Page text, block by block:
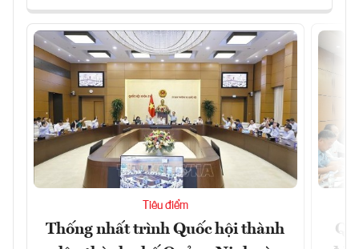
Tiêu điểm
Thống nhất trình Quốc hội thành